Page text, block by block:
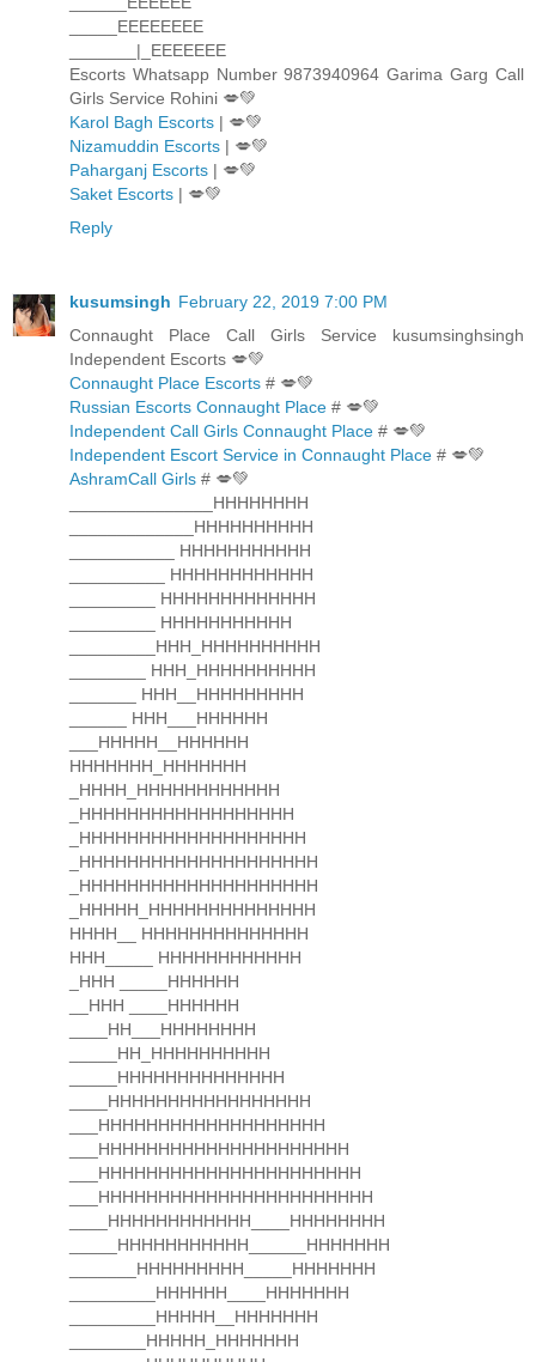
_____EEEEEEEE
_______|_EEEEEEE
Escorts Whatsapp Number 9873940964 Garima Garg Call
Girls Service Rohini 💋💚
Karol Bagh Escorts | 💋💚
Nizamuddin Escorts | 💋💚
Paharganj Escorts | 💋💚
Saket Escorts | 💋💚
Reply
kusumsingh February 22, 2019 7:00 PM
Connaught Place Call Girls Service kusumsinghsingh
Independent Escorts 💋💚
Connaught Place Escorts # 💋💚
Russian Escorts Connaught Place # 💋💚
Independent Call Girls Connaught Place # 💋💚
Independent Escort Service in Connaught Place # 💋💚
AshramCall Girls # 💋💚
_______________HHHHHHHH
_____________HHHHHHHHHH
___________ HHHHHHHHHHH
__________ HHHHHHHHHHHH
_________ HHHHHHHHHHHHH
_________ HHHHHHHHHHH
_________HHH_HHHHHHHHHH
________ HHH_HHHHHHHHHH
_______ HHH__HHHHHHHHH
______ HHH___HHHHHH
___HHHHH__HHHHHH
HHHHHHH_HHHHHHH
_HHHH_HHHHHHHHHHHH
_HHHHHHHHHHHHHHHHHH
_HHHHHHHHHHHHHHHHHHH
_HHHHHHHHHHHHHHHHHHHH
_HHHHHHHHHHHHHHHHHHHH
_HHHHH_HHHHHHHHHHHHHH
HHHH__ HHHHHHHHHHHHHH
HHH_____ HHHHHHHHHHHH
_HHH _____HHHHHH
__HHH ____HHHHHH
____HH___HHHHHHHH
_____HH_HHHHHHHHHH
_____HHHHHHHHHHHHHH
____HHHHHHHHHHHHHHHHH
___HHHHHHHHHHHHHHHHHHH
___HHHHHHHHHHHHHHHHHHHHH
___HHHHHHHHHHHHHHHHHHHHHH
___HHHHHHHHHHHHHHHHHHHHHHH
____HHHHHHHHHHHH____HHHHHHHH
_____HHHHHHHHHHH______HHHHHHH
_______HHHHHHHHH_____HHHHHHH
_________HHHHHH____HHHHHHH
_________HHHHH__HHHHHHH
________HHHHH_HHHHHHH